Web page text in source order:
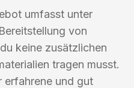
umfasst unter
von
keine zusätzlichen
tragen musst.
erfahrene und gut